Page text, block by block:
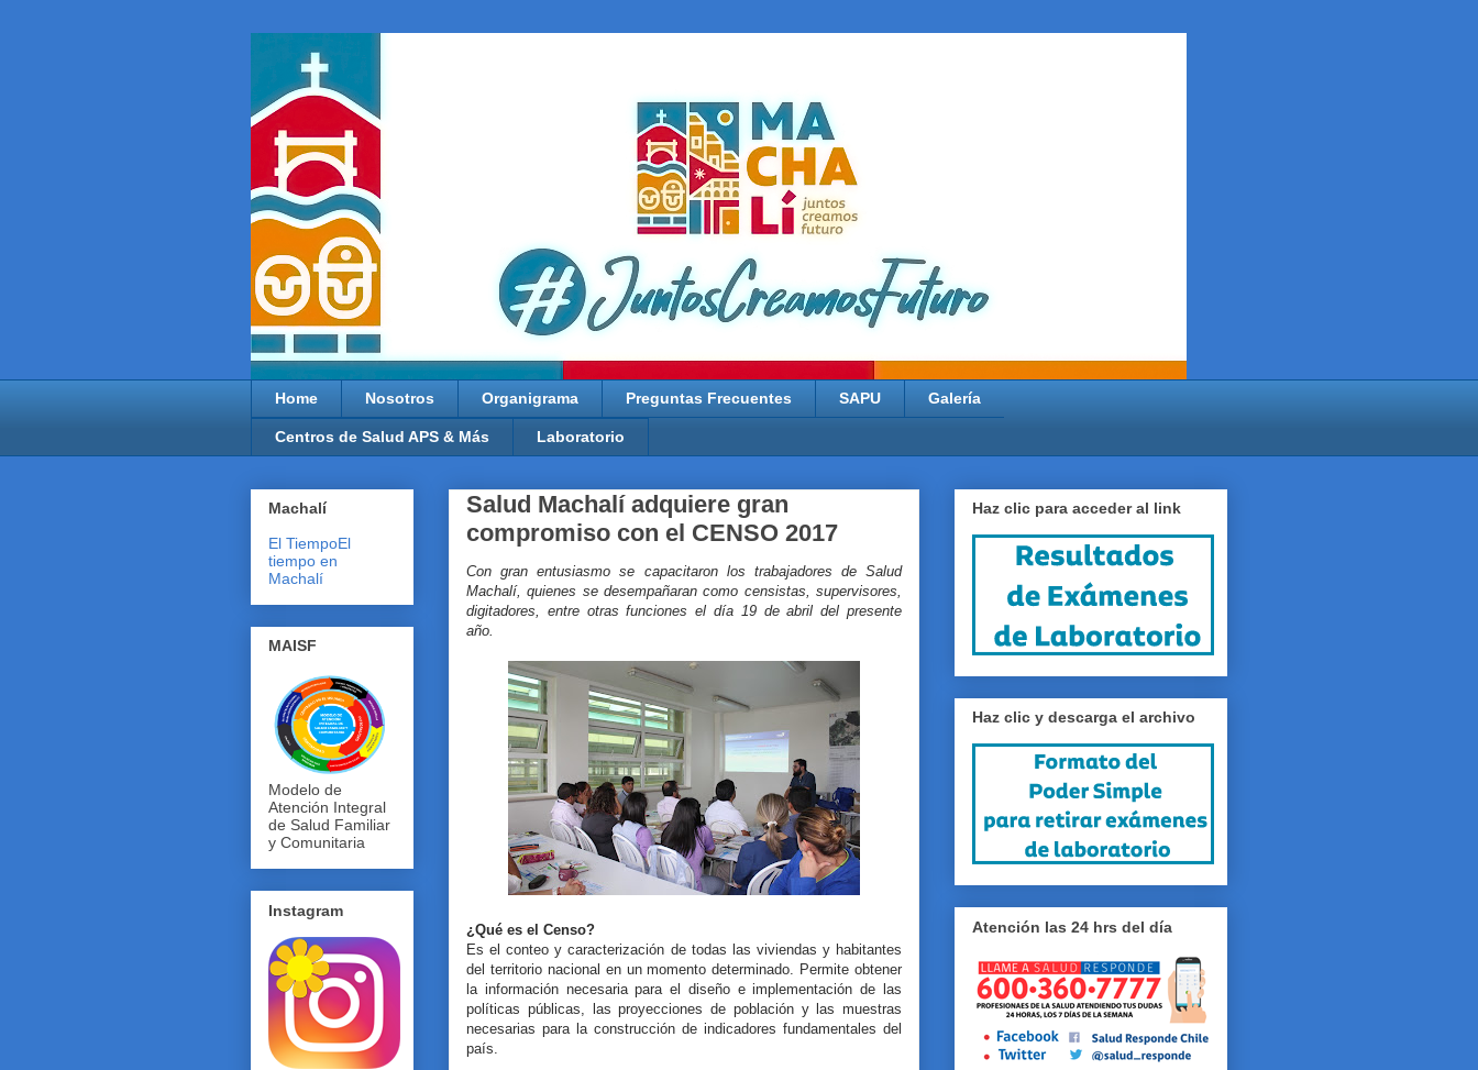
Home Nosotros Organigrama Preguntas Frecuentes SAPU Galería
Centros de Salud APS & Más Laboratorio
Salud Machalí adquiere gran
compromiso con el CENSO 2017
Con gran entusiasmo se capacitaron los trabajadores de Salud
Machalí, quienes se desempañaran como censistas, supervisores,
digitadores, entre otras funciones el día 19 de abril del presente
año.
¿Qué es el Censo?
Es el conteo y caracterización de todas las viviendas y habitantes
del territorio nacional en un momento determinado. Permite obtener
la información necesaria para el diseño e implementación de las
políticas públicas, las proyecciones de población y las muestras
necesarias para la construcción de indicadores fundamentales del
país.
Machalí
El TiempoEl
tiempo en
Machalí
MAISF
Modelo de
Atención Integral
de Salud Familiar
y Comunitaria
Instagram
Haz clic para acceder al link
Haz clic y descarga el archivo
Atención las 24 hrs del día